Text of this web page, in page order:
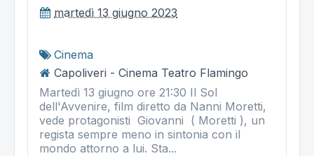
martedì 13 giugno 2023
Cinema
Capoliveri - Cinema Teatro Flamingo
Martedì 13 giugno ore 21:30 Il Sol
dell'Avvenire, film diretto da Nanni Moretti,
vede protagonisti Giovanni ( Moretti ), un
regista sempre meno in sintonia con il
mondo attorno a lui. Sta...